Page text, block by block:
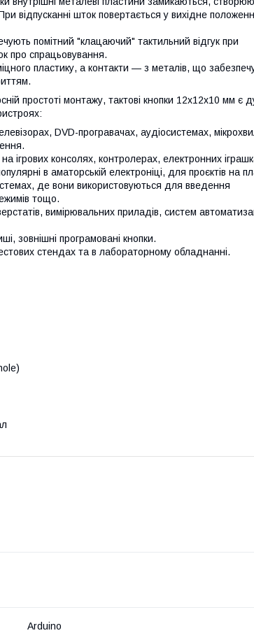
відпусканні шток повертається у вихідне
помітний "клацаючий" тактильний відгук при
про спрацьовування.
пластику, а контакти — з металів, що
простоті монтажу, тактові кнопки 12x12x10 мм є
DVD-програвачах, аудіосистемах,
ігрових консолях, контролерах, електронних
в аматорській електроніці, для проєктів на
де вони використовуються для введення
тощо.
вимірювальних приладів, систем
зовнішні програмовані кнопки.
стендах та в лабораторному обладнанні.
Arduino